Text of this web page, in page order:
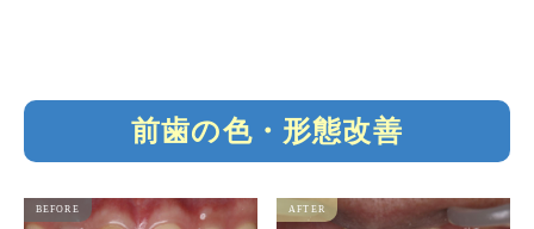
前歯の色・形態改善